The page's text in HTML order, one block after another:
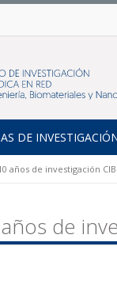
DE
años de investigación
de